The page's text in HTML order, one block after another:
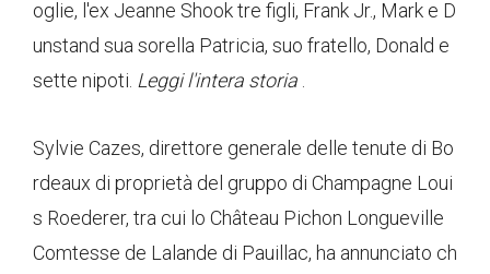
oglie, l'ex Jeanne Shook tre figli, Frank Jr., Mark e D
unstand sua sorella Patricia, suo fratello, Donald e
sette nipoti. Leggi l'intera storia
Sylvie Cazes, direttore generale delle tenute di Bo
rdeaux di proprietà del gruppo di Champagne Loui
s Roederer, tra cui lo Château Pichon Longueville
Comtesse de Lalande di Pauillac, ha annunciato ch